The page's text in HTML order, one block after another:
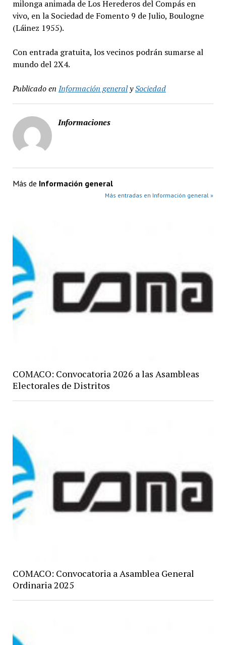
milonga animada de Los Herederos del Compás en
vivo, en la Sociedad de Fomento 9 de Julio, Boulogne
(Láinez 1955).
Con entrada gratuita, los vecinos podrán sumarse al
mundo del 2X4.
Publicado en Información generalySociedad
Informaciones
Más de Información general
Más entradas en Información general »
COMACO: Convocatoria 2026 a las Asambleas
Electorales de Distritos
COMACO: Convocatoria a Asamblea General
Ordinaria 2025